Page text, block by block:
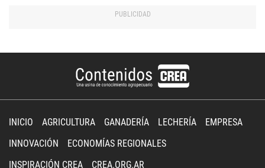
INICIO AGRICULTURA GANADERÍA LECHERÍA
EMPRESA
INNOVACIÓN
ECONOMÍAS REGIONALES
INSPIRACIÓN CREA
CREA.ORG.AR